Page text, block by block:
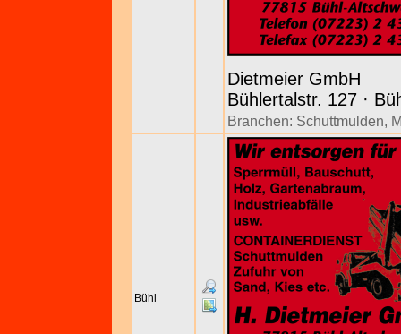
Dietmeier GmbH
Bühlertalstr. 127 ·
Branchen: Schuttmulden,
Bühl